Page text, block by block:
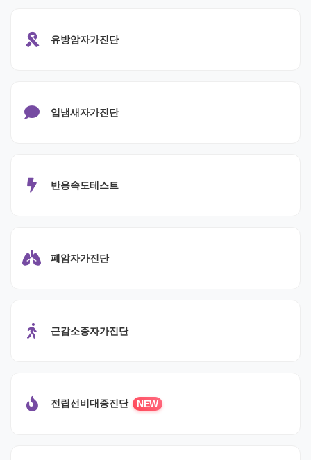
유방암자가진단
입냄새자가진단
반응속도테스트
폐암자가진단
근감소증자가진단
전립선비대증진단 NEW